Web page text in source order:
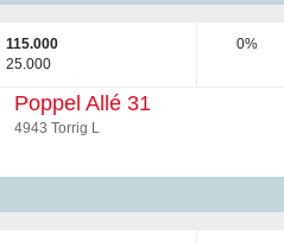
115.000
25.000
0%
Poppel Allé 31
4943 Torrig L